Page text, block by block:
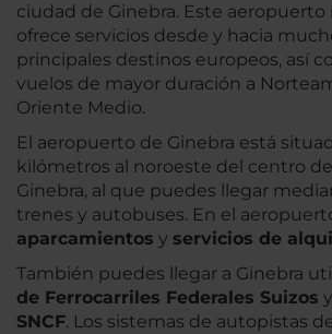
ciudad de Ginebra. Este aeropuerto
ofrece servicios desde y hacia
principales destinos europeos, así
vuelos de mayor duración a
Oriente Medio.
El aeropuerto de Ginebra está
kilómetros al noroeste del centro
Ginebra, al que puedes llegar
trenes y autobuses. En el
aparcamientos y servicios de
También puedes llegar a Ginebra
de Ferrocarriles Federales Suizos
SNCF. Los sistemas de autopistas